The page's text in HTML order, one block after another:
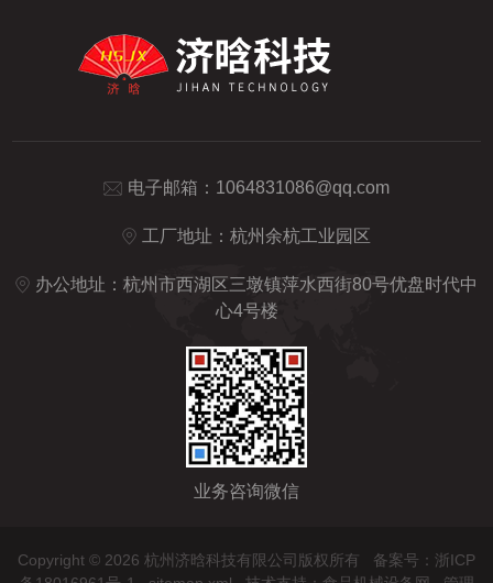
电子邮箱： 1064831086@qq.com
工厂地址：杭州余杭工业园区
办公地址：杭州市西湖区三墩镇萍水西街80号优盘时代中
心4号楼
业务咨询微信
Copyright © 2026 杭州济晗科技有限公司版权所有 备案号：浙ICP